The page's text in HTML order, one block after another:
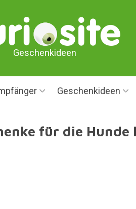
Geschenkideen
Geschenkideen
für die Hunde